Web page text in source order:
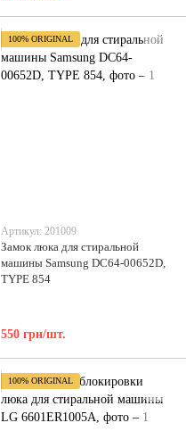
100% ORIGINAL
Артикул: 201009
Замок люка для стиральной
машины Samsung DC64-00652D,
TYPE 854
550 грн/шт.
100% ORIGINAL